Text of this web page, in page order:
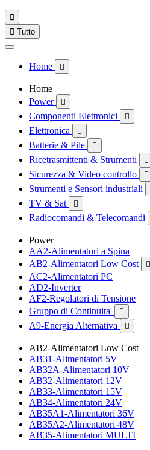

 Tutto
Home 
Home
Power

Componenti Elettronici 
Elettronica 
Batterie & Pile 
Ricetrasmittenti & Strumenti 
Sicurezza & Video controllo 
Strumenti e Sensori industriali
TV & Sat 
Radiocomandi & Telecomandi
Power
AA2-Alimentatori a Spina
AB2-Alimentatori Low Cost

AC2-Alimentatori PC
AD2-Inverter
AF2-Regolatori di Tensione
Gruppo di Continuita'

A9-Energia Alternativa 
AB2-Alimentatori Low Cost
AB31-Alimentatori 5V
AB32A-Alimentatori 10V
AB32-Alimentatori 12V
AB33-Alimentatori 15V
AB34-Alimentatori 24V
AB35A1-Alimentatori 36V
AB35A2-Alimentatori 48V
AB35-Alimentatori MULTI